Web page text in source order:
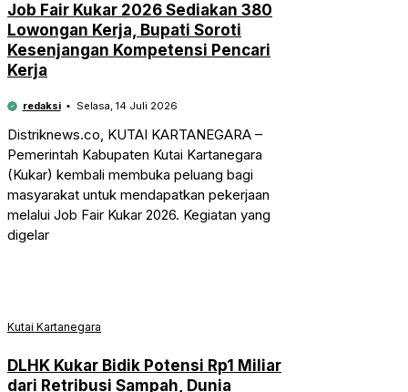
Job Fair Kukar 2026 Sediakan 380
Lowongan Kerja, Bupati Soroti
Kesenjangan Kompetensi Pencari
Kerja
redaksi Selasa, 14 Juli 2026
Distriknews.co, KUTAI KARTANEGARA –
Pemerintah Kabupaten Kutai Kartanegara
(Kukar) kembali membuka peluang bagi
masyarakat untuk mendapatkan pekerjaan
melalui Job Fair Kukar 2026. Kegiatan yang
digelar
Kutai Kartanegara
DLHK Kukar Bidik Potensi Rp1 Miliar
dari Retribusi Sampah, Dunia